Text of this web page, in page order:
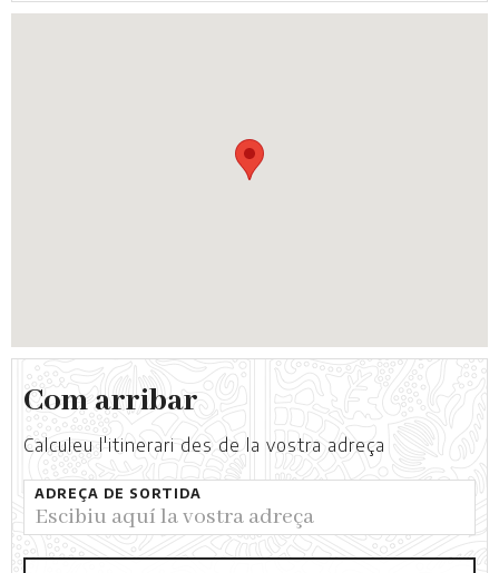
Com arribar
Calculeu l'itinerari des de la vostra adreça
ADREÇA DE SORTIDA